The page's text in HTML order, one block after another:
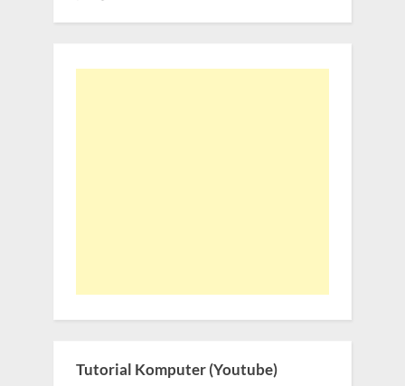
Tutorial Komputer (Youtube)